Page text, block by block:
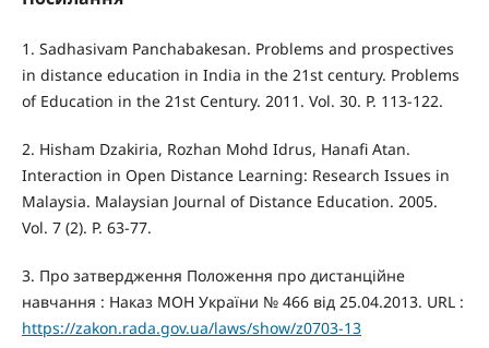
1. Sadhasivam Panchabakesan. Problems and prospectives
in distance education in India in the 21st century. Problems
of Education in the 21st Century. 2011. Vol. 30. P. 113-122.
2. Hisham Dzakiria, Rozhan Mohd Idrus, Hanafi Atan.
Interaction in Open Distance Learning: Research Issues in
Malaysia. Malaysian Journal of Distance Education. 2005.
Vol. 7 (2). P. 63-77.
3. Про затвердження Положення про дистанційне
навчання : Наказ МОН України № 466 від 25.04.2013. URL :
https://zakon.rada.gov.ua/laws/show/z0703-13